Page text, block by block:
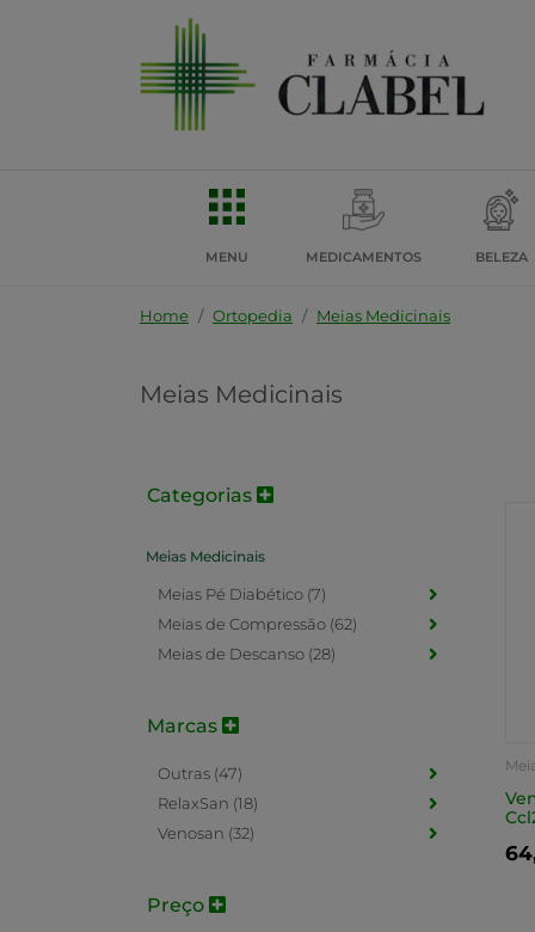
MENU MEDICAMENTOS BELEZA
Home Ortopedia Meias Medicinais
Meias Medicinais
Categorias
Meias Medicinais
Meias Pé Diabético (7)
Meias de Compressão (62)
Meias de Descanso (28)
Marcas
Outras (47)
RelaxSan (18)
Venosan (32)
Preço